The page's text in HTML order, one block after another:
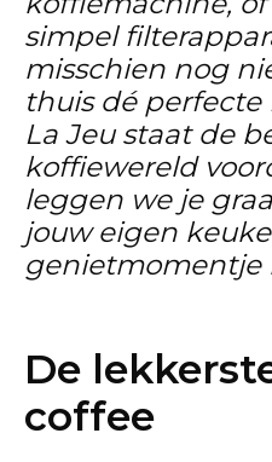
simpel
misschien nog
thuis dé perfecte
La Jeu staat de
koffiewereld
leggen we je
jouw eigen
genietmomentje
De
coffee